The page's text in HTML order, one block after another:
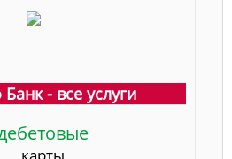
- все услуги
карты